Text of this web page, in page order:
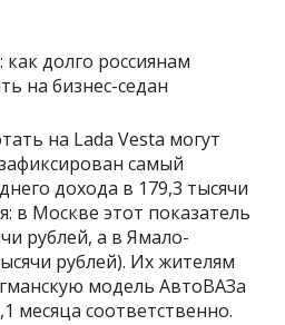
на Lada Vesta могут
самый
дохода в 179,3 тысячи
в Москве этот показатель
рублей, а в Ямало-
рублей). Их жителям
модель АвтоВАЗа
месяца соответственно.